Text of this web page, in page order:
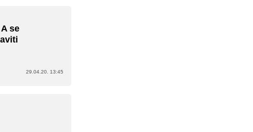
se
29.04.20. 13:45